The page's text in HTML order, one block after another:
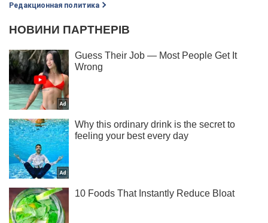
Редакционная политика